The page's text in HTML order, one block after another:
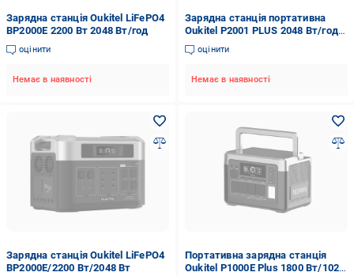
Зарядна станція Oukitel LiFePO4
BP2000E 2200 Вт 2048 Вт/год
оцінити
Немає в наявності
Зарядна станція портативна
Oukitel P2001 PLUS 2048 Вт/год
2400 Вт (200103)
оцінити
Немає в наявності
Зарядна станція Oukitel LiFePO4
BP2000E/2200 Вт/2048 Вт
Портативна зарядна станція
Oukitel P1000E Plus 1800 Вт/1024